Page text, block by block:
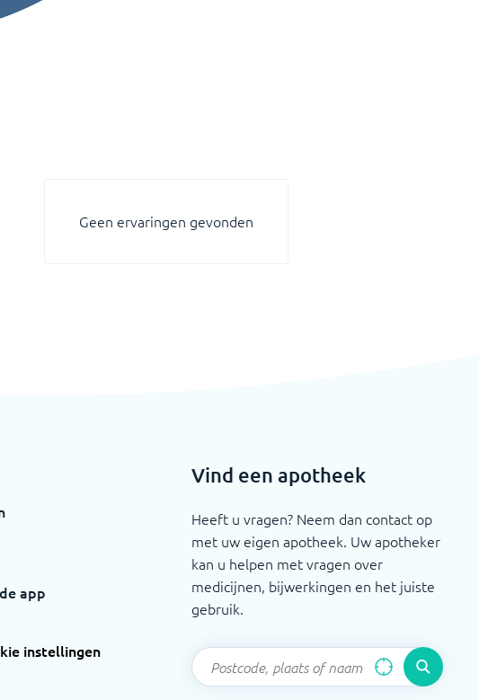
Geen ervaringen gevonden
app
instellingen
Vind een apotheek
Heeft u vragen? Neem dan contact op
met uw eigen apotheek. Uw apotheker
kan u helpen met vragen over
medicijnen, bijwerkingen en het juiste
gebruik.